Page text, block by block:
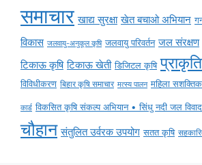
समाचार खाद्य सुरक्षा खेत बचाओ अभियान
विकास जलवायु-अनुकूल कृषि जलवायु परिवर्तन जल संरक्षण
टिकाऊ कृषि टिकाऊ खेती डिजिटल कृषि
विविधीकरण बिहार कृषि समाचार मत्स्य पालन महिला
कार्ड विकसित कृषि संकल्प अभियान • सिंधु नदी जल विवाद
चौहान संतुलित उर्वरक उपयोग सतत कृषि